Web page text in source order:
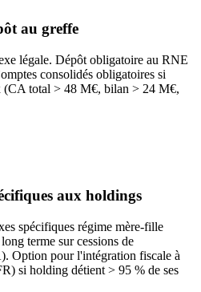
au greffe
légale. Dépôt obligatoire au RNE
consolidés obligatoires si
(CA total > 48 M€, bilan > 24 M€,
aux holdings
spécifiques régime mère-fille
terme sur cessions de
Option pour l'intégration fiscale à
si holding détient > 95 % de ses